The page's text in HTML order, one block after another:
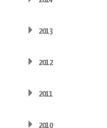
2013
2012
2011
2010